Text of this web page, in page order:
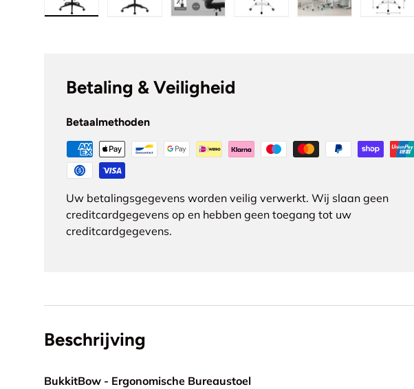
Betaling & Veiligheid
Betaalmethoden
Uw betalingsgegevens worden veilig verwerkt. Wij slaan geen
creditcardgegevens op en hebben geen toegang tot uw
creditcardgegevens.
Beschrijving
BukkitBow - Ergonomische Bureaustoel